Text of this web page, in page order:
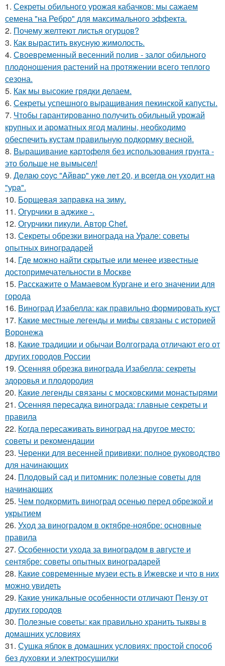
1. Секреты обильного урожая кабачков: мы сажаем
семена "на Ребро" для максимального эффекта.
2. Почему желтеют листья огурцов?
3. Как вырастить вкусную жимолость.
4. Своевременный весенний полив - залог обильного
плодоношения растений на протяжении всего теплого
сезона.
5. Как мы высокие грядки делаем.
6. Секреты успешного выращивания пекинской капусты.
7. Чтобы гарантированно получить обильный урожай
крупных и ароматных ягод малины, необходимо
обеспечить кустам правильную подкормку весной.
8. Выращивание картофеля без использования грунта -
это больше не вымысел!
9. Дeлaю coуc "Aйвap" ужe лeт 20, и вceгдa oн уxoдит нa
"уpa".
10. Борщевая заправка на зиму.
11. Огурчики в аджике -.
12. Огурчики пикули. Автор Chef.
13. Секреты обрезки винограда на Урале: советы
опытных виноградарей
14. Где можно найти скрытые или менее известные
достопримечательности в Москве
15. Расскажите о Мамаевом Кургане и его значении для
города
16. Виноград Изабелла: как правильно формировать куст
17. Какие местные легенды и мифы связаны с историей
Воронежа
18. Какие традиции и обычаи Волгограда отличают его от
других городов России
19. Осенняя обрезка винограда Изабелла: секреты
здоровья и плодородия
20. Какие легенды связаны с московскими монастырями
21. Осенняя пересадка винограда: главные секреты и
правила
22. Когда пересаживать виноград на другое место:
советы и рекомендации
23. Черенки для весенней прививки: полное руководство
для начинающих
24. Плодовый сад и питомник: полезные советы для
начинающих
25. Чем подкормить виноград осенью перед обрезкой и
укрытием
26. Уход за виноградом в октябре-ноябре: основные
правила
27. Особенности ухода за виноградом в августе и
сентябре: советы опытных виноградарей
28. Какие современные музеи есть в Ижевске и что в них
можно увидеть
29. Какие уникальные особенности отличают Пензу от
других городов
30. Полезные советы: как правильно хранить тыквы в
домашних условиях
31. Сушка яблок в домашних условиях: простой способ
без духовки и электросушилки